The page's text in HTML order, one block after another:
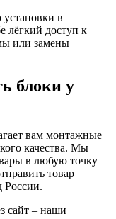
в
лёгкий доступ к
или замены
блоки у
вам монтажные
качества. Мы
в любую точку
товар
России.
сайт – наши